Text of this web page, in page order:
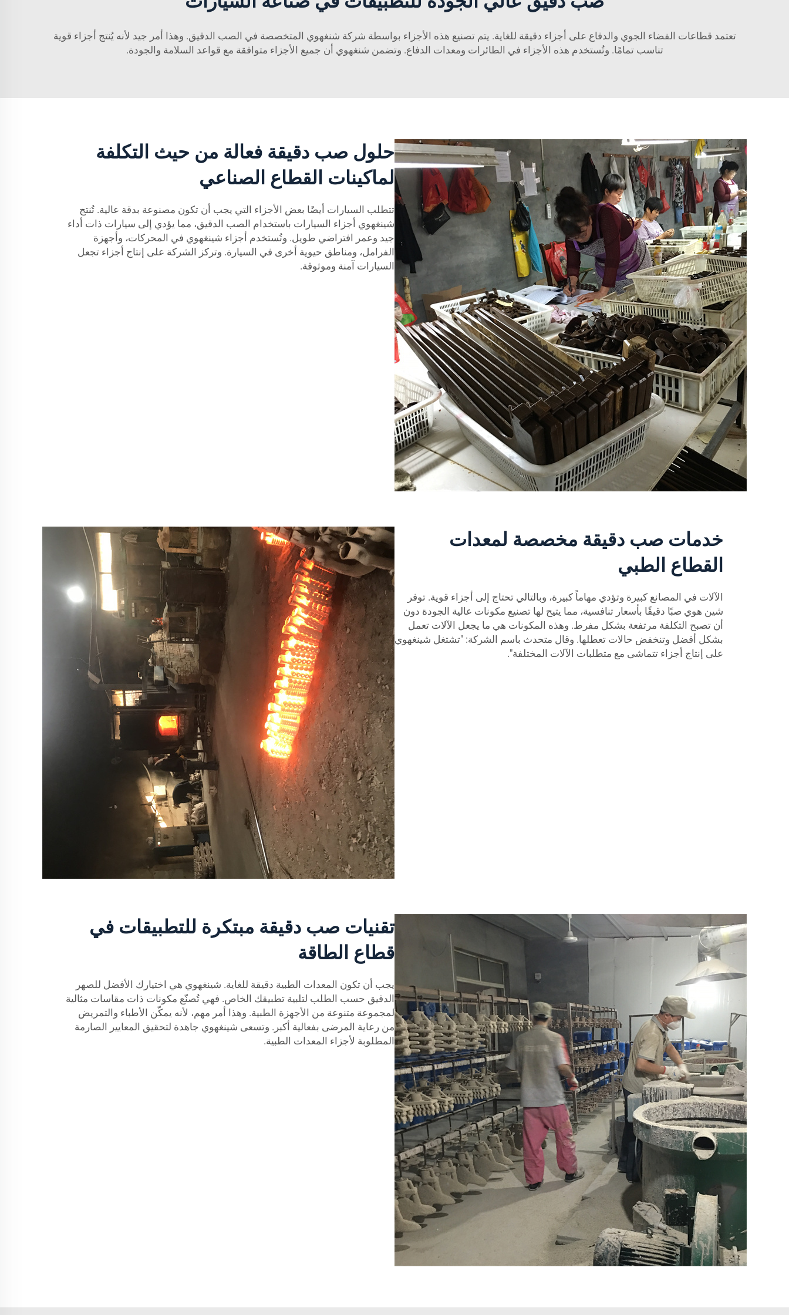
تعتمد قطاعات الفضاء الجوي والدفاع على أجزاء دقيقة للغاية. يتم تصنيع هذه الأجزاء بواسطة شركة شنغهوي المتخصصة في الصب الدقيق. وهذا أمر جيد لأنه يُنتج أجزاء قوية
تناسب تمامًا. وتُستخدم هذه الأجزاء في الطائرات ومعدات الدفاع. وتضمن شنغهوي أن جميع الأجزاء متوافقة مع قواعد السلامة والجودة.
حلول صب دقيقة فعالة من حيث التكلفة
لماكينات القطاع الصناعي
تتطلب السيارات أيضًا بعض الأجزاء التي يجب أن تكون مصنوعة بدقة عالية. تُنتج
شينغهوي أجزاء السيارات باستخدام الصب الدقيق، مما يؤدي إلى سيارات ذات أداء
جيد وعمر افتراضي طويل. وتُستخدم أجزاء شينغهوي في المحركات، وأجهزة
الفرامل، ومناطق حيوية أخرى في السيارة. وتركز الشركة على إنتاج أجزاء تجعل
السيارات آمنة وموثوقة.
خدمات صب دقيقة مخصصة لمعدات
القطاع الطبي
الآلات في المصانع كبيرة وتؤدي مهاماً كبيرة، وبالتالي تحتاج إلى أجزاء قوية. توفر
شين هوي صبًا دقيقًا بأسعار تنافسية، مما يتيح لها تصنيع مكونات عالية الجودة دون
أن تصبح التكلفة مرتفعة بشكل مفرط. وهذه المكونات هي ما يجعل الآلات تعمل
بشكل أفضل وتنخفض حالات تعطلها. وقال متحدث باسم الشركة: "تشتغل شينغهوي
على إنتاج أجزاء تتماشى مع متطلبات الآلات المختلفة".
تقنيات صب دقيقة مبتكرة للتطبيقات في
قطاع الطاقة
يجب أن تكون المعدات الطبية دقيقة للغاية. شينغهوي هي اختيارك الأفضل للصهر
الدقيق حسب الطلب لتلبية تطبيقك الخاص. فهي تُصنّع مكونات ذات مقاسات مثالية
لمجموعة متنوعة من الأجهزة الطبية. وهذا أمر مهم، لأنه يمكّن الأطباء والتمريض
من رعاية المرضى بفعالية أكبر. وتسعى شينغهوي جاهدة لتحقيق المعايير الصارمة
المطلوبة لأجزاء المعدات الطبية.